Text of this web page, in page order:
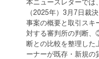
（2025年）3月7日裁
事案の概要と取引ス
対する審判所の判断
断との比較を整理し
ーナーが既存・新規の